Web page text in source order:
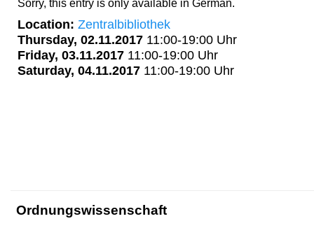
Sorry, this entry is only available in German.
Location: Zentralbibliothek
Thursday, 02.11.2017 11:00-19:00 Uhr
Friday, 03.11.2017 11:00-19:00 Uhr
Saturday, 04.11.2017 11:00-19:00 Uhr
Ordnungswissenschaft